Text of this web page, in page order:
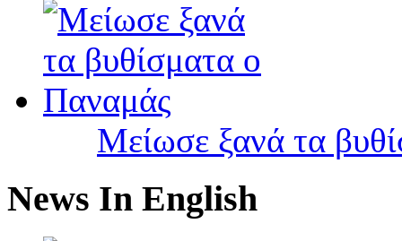
Μείωσε ξανά τα
News In English